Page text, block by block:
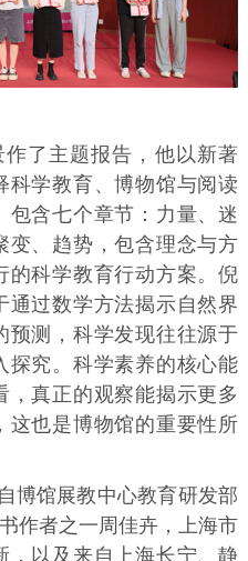
作了主题报告，他以新著
科学教育、博物馆与阅读
包含七个章节：力量、迷
变、趋势，包含理念与方
的科学教育行动方案。倪
通过数学方法揭示自然界
预测，科学发现往往源于
探究。科学素养的核心能
，真正的观察能揭示更多
这也是博物馆的重要性所
博馆展教中心教育研发部
作者之一周佳卉，上海市
，以及来自上海长宁、静